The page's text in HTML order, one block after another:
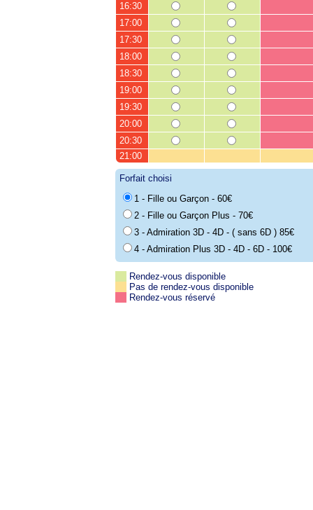
16:30
17:00
17:30
18:00
18:30
19:00
19:30
20:00
20:30
21:00
Forfait choisi
1 - Fille ou Garçon - 60€
2 - Fille ou Garçon Plus - 70€
3 - Admiration 3D - 4D - ( sans 6D ) 85€
4 - Admiration Plus 3D - 4D - 6D - 100€
Rendez-vous disponible
Pas de rendez-vous disponible
Rendez-vous réservé